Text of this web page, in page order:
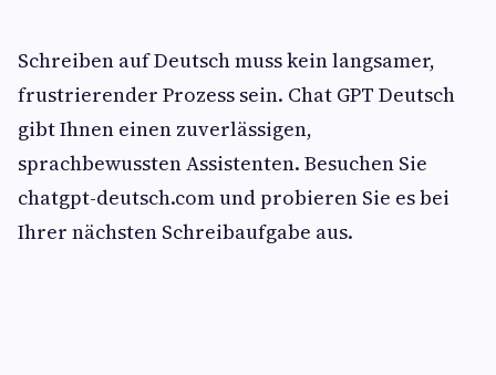
Schreiben auf Deutsch muss kein langsamer,
frustrierender Prozess sein. Chat GPT Deutsch
gibt Ihnen einen zuverlässigen,
sprachbewussten Assistenten. Besuchen Sie
chatgpt-deutsch.com und probieren Sie es bei
Ihrer nächsten Schreibaufgabe aus.